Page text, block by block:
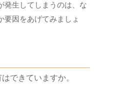
発生してしまうのは、な
要因をあげてみましょ
できていますか。